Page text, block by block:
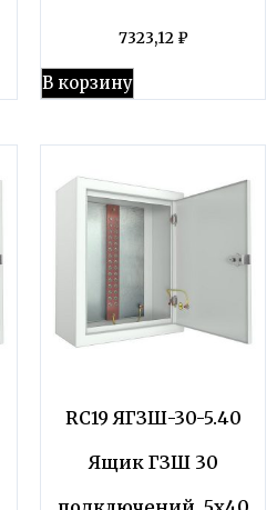
7323,12 ₽
В корзину
RC19 ЯГЗШ-30-5.40
Ящик ГЗШ 30